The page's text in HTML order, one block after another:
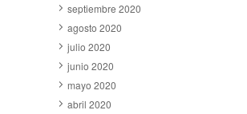
septiembre 2020
agosto 2020
julio 2020
junio 2020
mayo 2020
abril 2020